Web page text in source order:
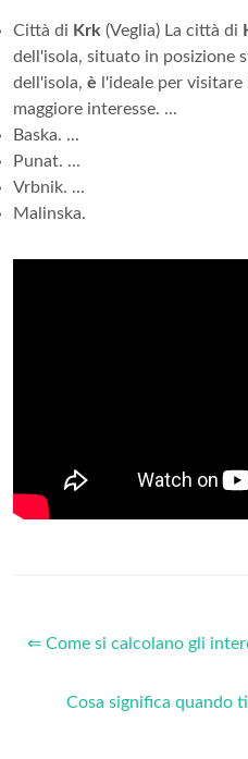
Città di Krk (Veglia) La città di
dell'isola, situato in posizione
dell'isola, è l'ideale per
maggiore interesse. ...
Baska. ...
Punat. ...
Vrbnik. ...
Malinska.
⇐ Come si calcolano gli
Cosa significa quando